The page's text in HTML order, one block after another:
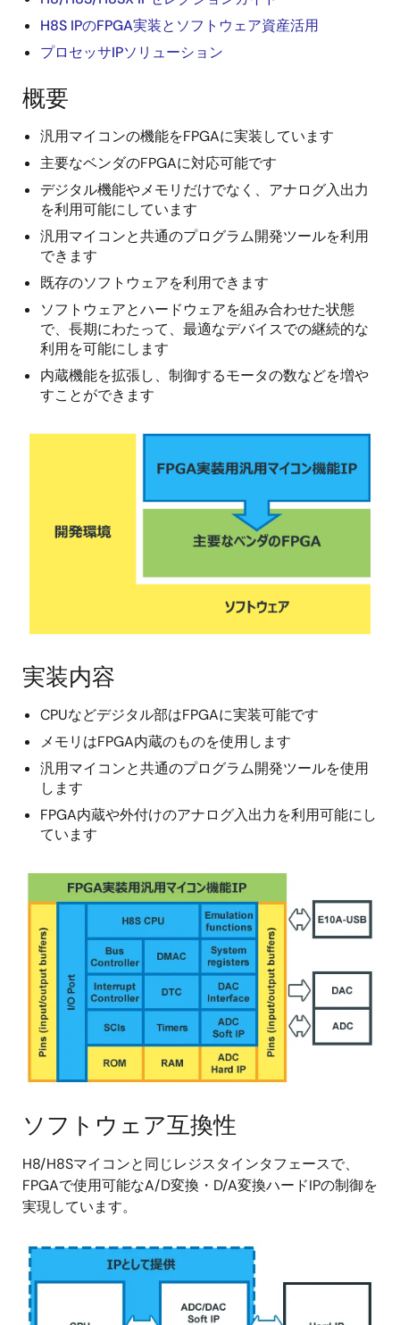
H8S IPのFPGA実装とソフトウェア資産活用
プロセッサIPソリューション
概要
汎用マイコンの機能をFPGAに実装しています
主要なベンダのFPGAに対応可能です
デジタル機能やメモリだけでなく、アナログ入出力
を利用可能にしています
汎用マイコンと共通のプログラム開発ツールを利用
できます
既存のソフトウェアを利用できます
ソフトウェアとハードウェアを組み合わせた状態
で、長期にわたって、最適なデバイスでの継続的な
利用を可能にします
内蔵機能を拡張し、制御するモータの数などを増や
すことができます
画
実装内容
CPUなどデジタル部はFPGAに実装可能です
メモリはFPGA内蔵のものを使用します
汎用マイコンと共通のプログラム開発ツールを使用
します
FPGA内蔵や外付けのアナログ入出力を利用可能にし
ています
画
像
ソフトウェア互換性
H8/H8Sマイコンと同じレジスタインタフェースで、
FPGAで使用可能なA/D変換・D/A変換ハードIPの制御を
実現しています。
画
像